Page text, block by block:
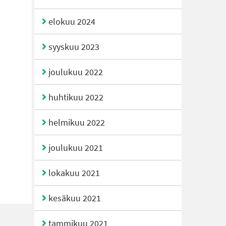
elokuu 2024
syyskuu 2023
joulukuu 2022
huhtikuu 2022
helmikuu 2022
joulukuu 2021
lokakuu 2021
kesäkuu 2021
tammikuu 2021